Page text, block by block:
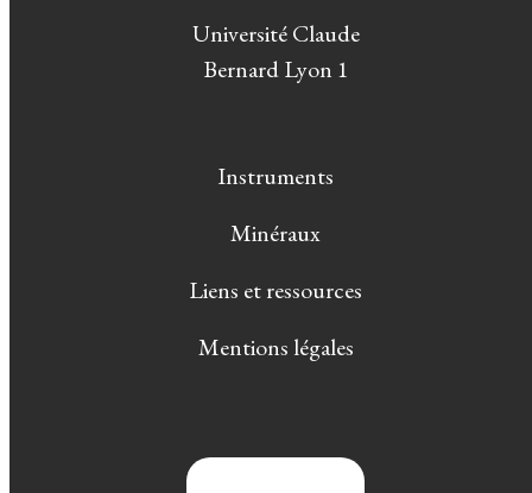
Université Claude
Bernard Lyon 1
Instruments
Minéraux
Liens et ressources
Mentions légales